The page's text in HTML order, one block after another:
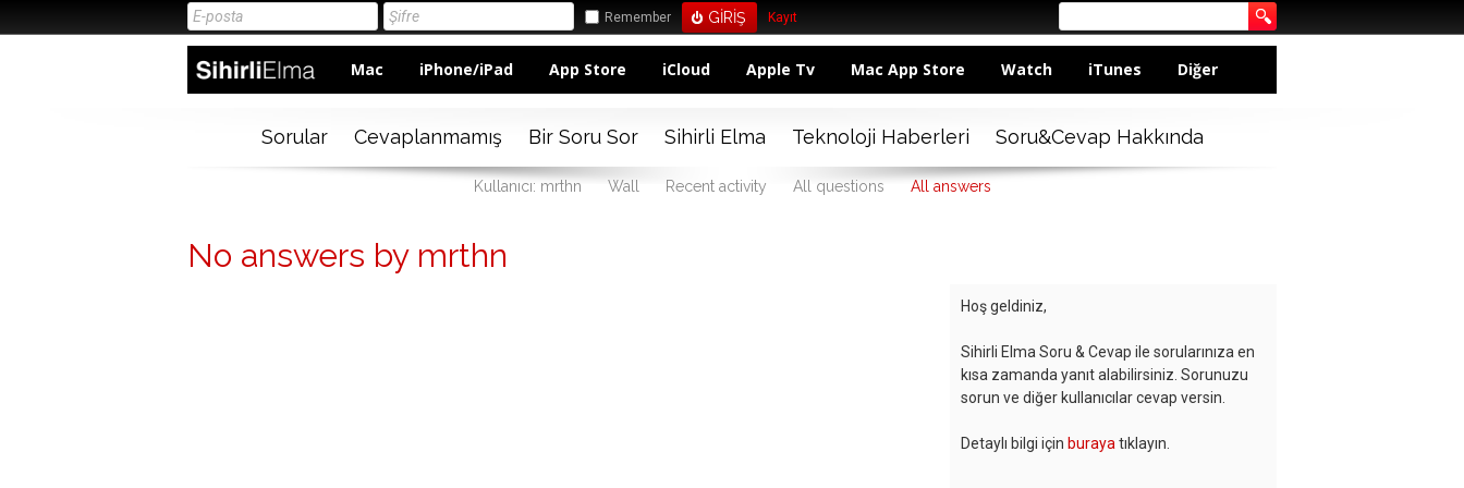
Remember Kayıt
Mac iPhone/iPad App Store iCloud Apple Tv Mac App Store Watch iTunes Diğer
Sorular Cevaplanmamış Bir Soru Sor Sihirli Elma Teknoloji Haberleri Soru&Cevap Hakkında
Kullanıcı: mrthn Wall Recent activity All questions All answers
No answers by mrthn
Hoş geldiniz,
Sihirli Elma Soru & Cevap ile sorularınıza en
kısa zamanda yanıt alabilirsiniz. Sorunuzu
sorun ve diğer kullanıcılar cevap versin.
Detaylı bilgi için buraya tıklayın.